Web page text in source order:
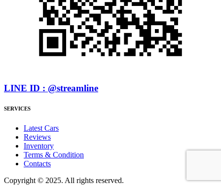
LINE ID : @streamline
SERVICES
Latest Cars
Reviews
Inventory
Terms & Condition
Contacts
Copyright © 2025. All rights reserved.